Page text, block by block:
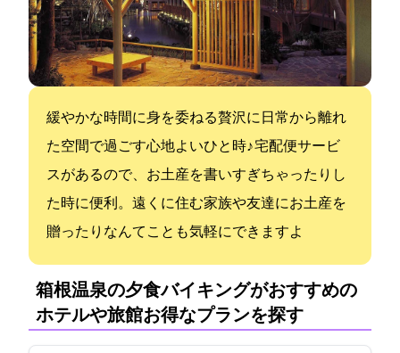
緩やかな時間に身を委ねる贅沢に日常から離れ
た空間で過ごす心地よいひと時♪ 宅配便サービ
スがあるので、お土産を書いすぎちゃったりし
た時に便利。遠くに住む家族や友達にお土産を
贈ったりなんてことも気軽にできますよ
箱根温泉の夕食バイキングがおすすめの
ホテルや旅館:お得なプランを探す